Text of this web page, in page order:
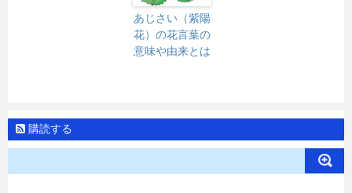
あじさい（紫陽
花）の花言葉の
意味や由来とは
購読する